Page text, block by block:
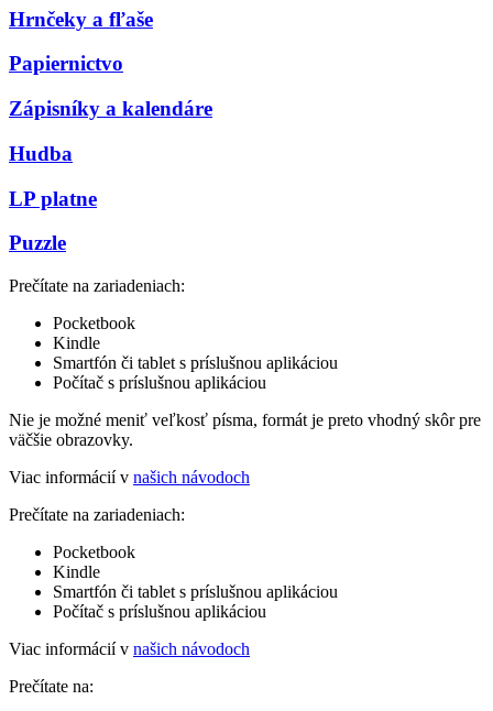
Hrnčeky a fľaše
Papiernictvo
Zápisníky a kalendáre
Hudba
LP platne
Puzzle
Prečítate na zariadeniach:
Pocketbook
Kindle
Smartfón či tablet s príslušnou aplikáciou
Počítač s príslušnou aplikáciou
Nie je možné meniť veľkosť písma, formát je preto vhodný skôr pre
väčšie obrazovky.
Viac informácií v našich návodoch
Prečítate na zariadeniach:
Pocketbook
Kindle
Smartfón či tablet s príslušnou aplikáciou
Počítač s príslušnou aplikáciou
Viac informácií v našich návodoch
Prečítate na: